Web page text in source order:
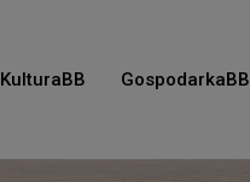
KulturaBB GospodarkaBB